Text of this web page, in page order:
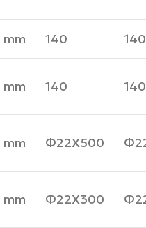
mm 140 140
mm 140 140
mm Φ22Χ500
mm Φ22Χ300